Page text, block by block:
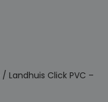
/ Landhuis Click PVC –